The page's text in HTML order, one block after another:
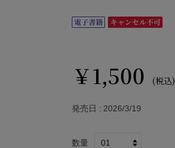
￥1,500 (税込)
発売日 2026/3/19
数量